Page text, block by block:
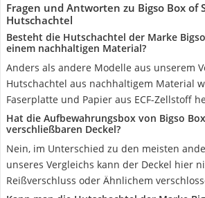
Fragen und Antworten zu Bigso Box of
Hutschachtel
Besteht die Hutschachtel der Marke
einem nachhaltigen Material?
Anders als andere Modelle aus unserem
Hutschachtel aus nachhaltigem Material
Faserplatte und Papier aus ECF-Zellstoff
Hat die Aufbewahrungsbox von Bigso
verschließbaren Deckel?
Nein, im Unterschied zu den meisten
unseres Vergleichs kann der Deckel hier
Reißverschluss oder Ähnlichem